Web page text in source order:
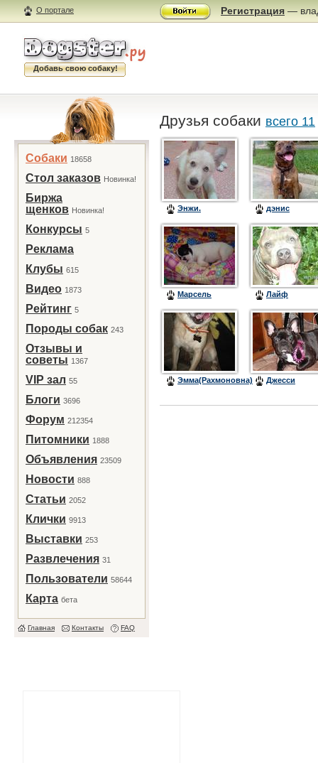
О портале Регистрация —
Добавь свою собаку!
Собаки 18658
Стол заказов Новинка!
Биржа
щенков Новинка!
Конкурсы 5
Реклама
Клубы 615
Видео 1873
Рейтинг 5
Породы собак 243
Отзывы и
советы 1367
VIP зал 55
Блоги 3696
Форум 212354
Питомники 1888
Объявления 23509
Новости 888
Статьи 2052
Клички 9913
Выставки 253
Развлечения 31
Пользователи 58644
Карта бета
Главная Контакты FAQ
Друзья собаки всего 11
Энжи. дэнис
Марсель Лайф
Эмма(Рахмоновна) Джесси